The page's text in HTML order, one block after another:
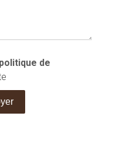
politique de